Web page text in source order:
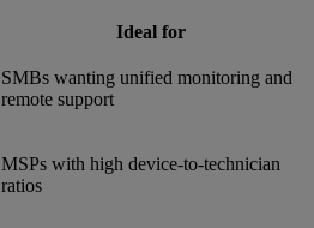
Ideal for
SMBs wanting unified monitoring and
remote support
MSPs with high device-to-technician
ratios